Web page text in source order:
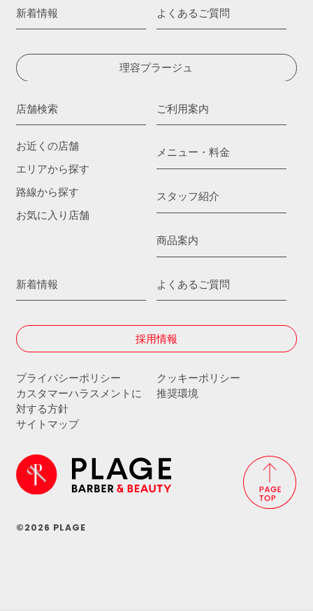
新着情報 よくあるご質問
理容プラージュ
店舗検索
お近くの店舗
エリアから探す
路線から探す
お気に入り店舗
ご利用案内
メニュー・料金
スタッフ紹介
商品案内
新着情報 よくあるご質問
採用情報
プライバシーポリシー
クッキーポリシー
カスタマーハラスメントに
対する方針
推奨環境
サイトマップ
©2026 PLAGE